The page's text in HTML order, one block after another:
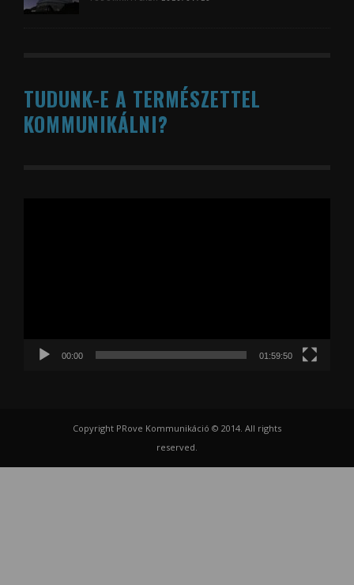
TUDUNK-E A TERMÉSZETTEL
KOMMUNIKÁLNI?
00:00 01:59:50
Copyright PRove Kommunikáció © 2014. All rights
reserved.